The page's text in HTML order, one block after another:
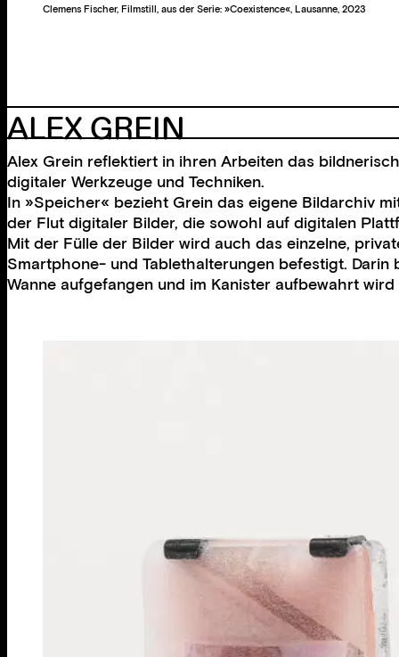
Clemens Fischer, Filmstill, aus der Serie: »Coexistence«, Lausanne, 2023
ALEX GREIN
Alex Grein reflektiert in ihren Arbeiten das
digitaler Werkzeuge und Techniken.
In »Speicher« bezieht Grein das eigene Bildarchiv
der Flut digitaler Bilder, die sowohl auf digitalen
Mit der Fülle der Bilder wird auch das einzelne,
Smartphone- und Tablethalterungen befestigt.
Wanne aufgefangen und im Kanister aufbewahrt